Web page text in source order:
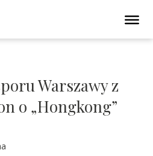
Warszawy z
o „Hongkong”